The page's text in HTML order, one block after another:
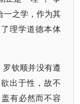
一之学，作为其
理学道德本体
钦顺并没有遵
出于性，故不
有必然而不容